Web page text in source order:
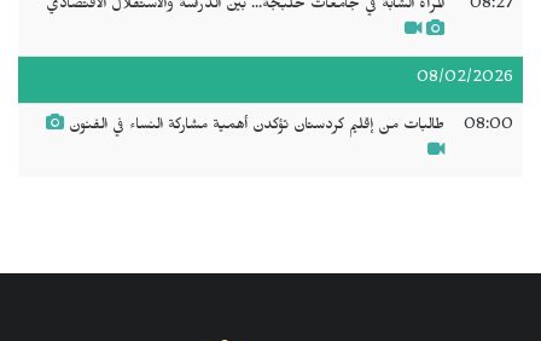
08:27 المرأة الشابة في جامعات حلبجة... بين الدراسة والاستقلال الاقتصادي
08/02/2026
08:00 طالبات من إقليم كردستان تؤكدن أهمية مشاركة النساء في الفنون